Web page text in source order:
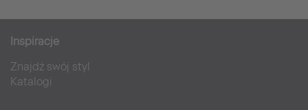
Inspiracje
Znajdź swój styl
Katalogi